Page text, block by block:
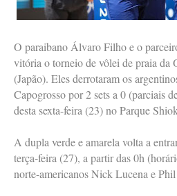
O paraibano Álvaro Filho e o
vitória o torneio de vôlei de praia da
(Japão). Eles derrotaram os
Capogrosso por 2 sets a 0 (parciais
desta sexta-feira (23) no Parque
A dupla verde e amarela volta a
terça-feira (27), a partir das 0h
norte-americanos Nick Lucena e Phil